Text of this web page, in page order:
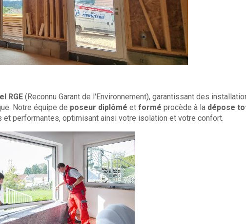
RGE (Reconnu Garant de l'Environnement), garantissant des
Notre équipe de poseur diplômé et formé procède à la dépose
performantes, optimisant ainsi votre isolation et votre confort.